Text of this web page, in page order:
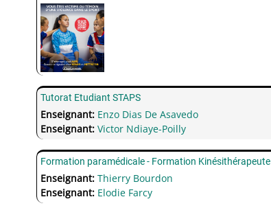
Tutorat Etudiant STAPS
Enseignant: Enzo Dias De Asavedo
Enseignant:Victor Ndiaye-Poilly
Formation paramédicale - Formation Kinésithérapeute
Enseignant:Thierry Bourdon
Enseignant: Elodie Farcy